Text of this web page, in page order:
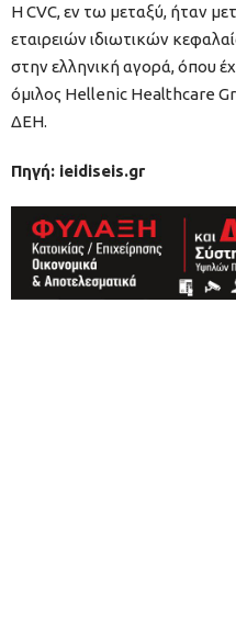
Η CVC, εν τω μεταξύ, ήταν
εταιρειών ιδιωτικών
στην ελληνική αγορά, όπου
όμιλος Hellenic Healthcare
ΔΕΗ.
Πηγή: ieidiseis.gr